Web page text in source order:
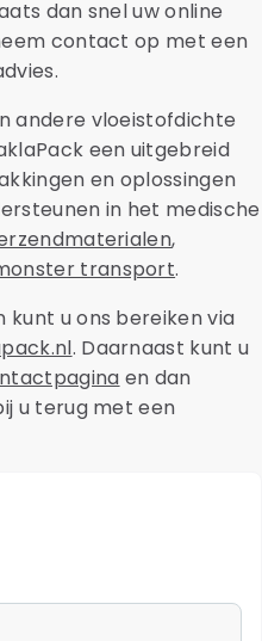
dan snel uw online
contact op met een
andere vloeistofdichte
een uitgebreid
en oplossingen
in het medische
,
transport.
kunt u ons bereiken via
. Daarnaast kunt u
en dan
u terug met een